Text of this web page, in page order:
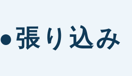
●張り込み